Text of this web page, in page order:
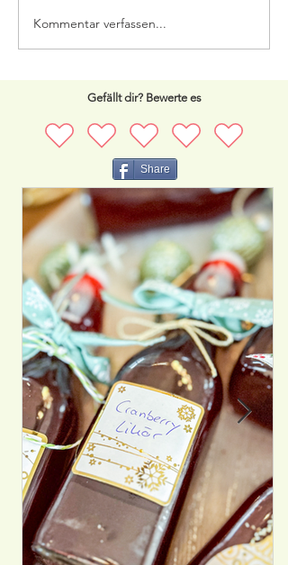
Kommentar verfassen...
Gefällt dir? Bewerte es
Share